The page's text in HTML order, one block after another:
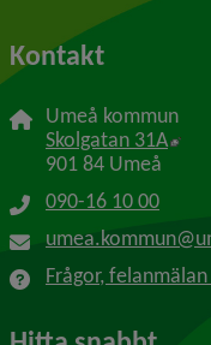
Kontakt
Umeå kommun
Skolgatan 31A
901 84 Umeå
090-16 10 00
Frågor,